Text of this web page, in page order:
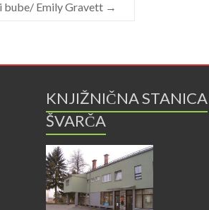
bube/ Emily Gravett →
KNJIŽNIČNA STANICA
ŠVARČA